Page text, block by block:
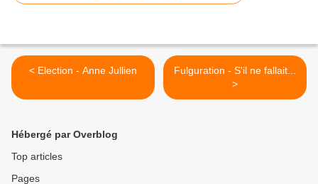
< Election - Anne Jullien
Fulguration - S'il ne fallait...
>
Hébergé par Overblog
Top articles
Pages